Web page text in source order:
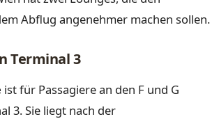
Abflug angenehmer machen sollen.
Terminal 3
ist für Passagiere an den F und G
3. Sie liegt nach der